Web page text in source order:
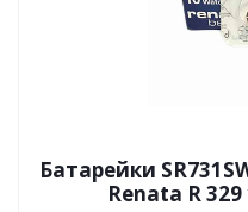
Батарейки